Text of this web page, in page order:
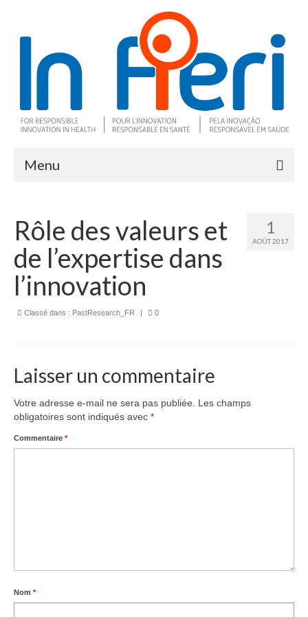
Menu
Ce qu’est l’IRS
Deux outils clés
Programme de recherche
Équipe
Vidéos
English
1
AOÛT 2017
Rôle des valeurs et
de l’expertise dans
l’innovation
Classé dans : PastResearch_FR | 0
Laisser un commentaire
Votre adresse e-mail ne sera pas publiée.
Les champs
obligatoires sont indiqués avec *
Commentaire *
Nom *